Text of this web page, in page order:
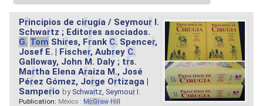
Principios de cirugía / Seymour I.
Schwartz ; Editores asociados.
G. Tom Shires, Frank C. Spencer,
Josef E. | Fischer, Aubrey C.
Galloway, John M. Daly ; trs.
Martha Elena Araiza M., José
Pérez Gómez, Jorge Ortizaga |
Samperio by Schwartz, Seymour I.
Publication: México : McGraw-Hill